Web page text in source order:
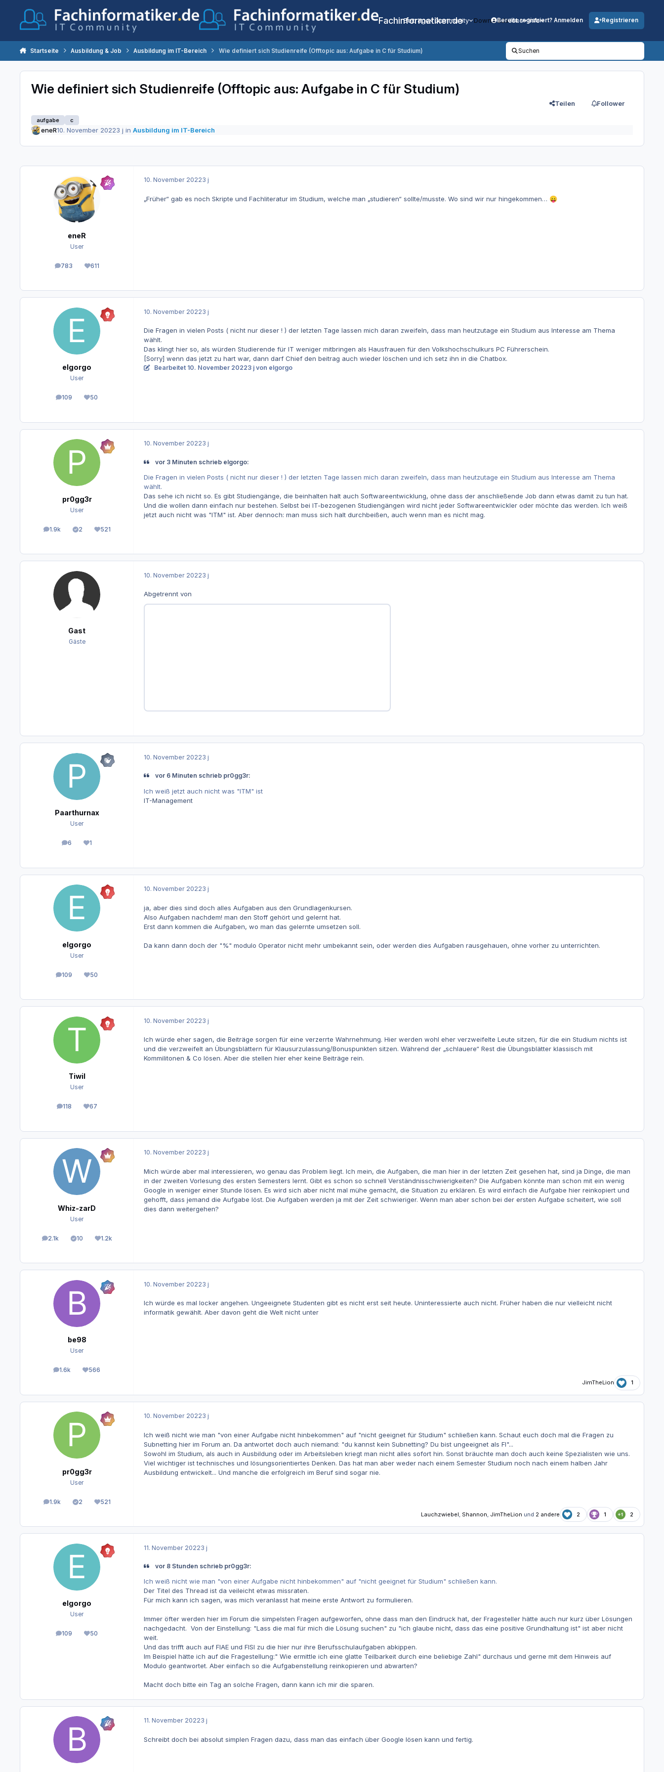
Fachinformatiker.de
Beiträge Community DownloadsJobs Info
Bereits registriert? Anmelden Registrieren
Startseite Ausbildung & Job Ausbildung im IT-Bereich Wie definiert sich Studienreife (Offtopic aus: Aufgabe in C für Studium) Suchen
Wie definiert sich Studienreife (Offtopic aus: Aufgabe in C für Studium)
aufgabe c
Teilen Follower
eneR10. November 20223 j in Ausbildung im IT-Bereich
eneR
User
783
Beiträge 611
Reputation
10. November 20223 j
„Früher“ gab es noch Skripte und Fachliteratur im Studium, welche man „studieren“ sollte/musste. Wo sind wir nur hingekommen… 😛
elgorgo
User
109
Beiträge 50
Reputation
10. November 20223 j
Die Fragen in vielen Posts ( nicht nur dieser ! ) der letzten Tage lassen mich daran zweifeln, dass man heutzutage ein Studium aus Interesse am Thema
wählt.
Das klingt hier so, als würden Studierende für IT weniger mitbringen als Hausfrauen für den Volkshochschulkurs PC Führerschein.
[Sorry] wenn das jetzt zu hart war, dann darf Chief den beitrag auch wieder löschen und ich setz ihn in die Chatbox.
Bearbeitet 10. November 20223 jvon elgorgo
pr0gg3r
User
1.9k
Beiträge 2
Lösungen521
Reputation
10. November 20223 j
vor 3 Minuten schrieb elgorgo:
Die Fragen in vielen Posts ( nicht nur dieser ! ) der letzten Tage lassen mich daran zweifeln, dass man heutzutage ein Studium aus Interesse am Thema
wählt.
Das sehe ich nicht so. Es gibt Studiengänge, die beinhalten halt auch Softwareentwicklung, ohne dass der anschließende Job dann etwas damit zu tun hat.
Und die wollen dann einfach nur bestehen. Selbst bei IT-bezogenen Studiengängen wird nicht jeder Softwareentwickler oder möchte das werden. Ich weiß
jetzt auch nicht was "ITM" ist. Aber dennoch: man muss sich halt durchbeißen, auch wenn man es nicht mag.
Gast
Gäste
10. November 20223 j
Abgetrennt von
Paarthurnax
User
6
Beiträge1
Reputation
10. November 20223 j
vor 6 Minuten schrieb pr0gg3r:
Ich weiß jetzt auch nicht was "ITM" ist
IT-Management
elgorgo
User
109
Beiträge 50
Reputation
10. November 20223 j
ja, aber dies sind doch alles Aufgaben aus den Grundlagenkursen.
Also Aufgaben nachdem! man den Stoff gehört und gelernt hat.
Erst dann kommen die Aufgaben, wo man das gelernte umsetzen soll.
Da kann dann doch der "%" modulo Operator nicht mehr umbekannt sein, oder werden dies Aufgaben rausgehauen, ohne vorher zu unterrichten.
Tiwil
User
118
Beiträge67
Reputation
10. November 20223 j
Ich würde eher sagen, die Beiträge sorgen für eine verzerrte Wahrnehmung. Hier werden wohl eher verzweifelte Leute sitzen, für die ein Studium nichts ist
und die verzweifelt an Übungsblättern für Klausurzulassung/Bonuspunkten sitzen. Während der „schlauere“ Rest die Übungsblätter klassisch mit
Kommilitonen & Co lösen. Aber die stellen hier eher keine Beiträge rein.
Whiz-zarD
User
2.1k
Beiträge 10
Lösungen1.2k
Reputation
10. November 20223 j
Mich würde aber mal interessieren, wo genau das Problem liegt. Ich mein, die Aufgaben, die man hier in der letzten Zeit gesehen hat, sind ja Dinge, die man
in der zweiten Vorlesung des ersten Semesters lernt. Gibt es schon so schnell Verständnisschwierigkeiten? Die Aufgaben könnte man schon mit ein wenig
Google in weniger einer Stunde lösen. Es wird sich aber nicht mal mühe gemacht, die Situation zu erklären. Es wird einfach die Aufgabe hier reinkopiert und
gehofft, dass jemand die Aufgabe löst. Die Aufgaben werden ja mit der Zeit schwieriger. Wenn man aber schon bei der ersten Aufgabe scheitert, wie soll
dies dann weitergehen?
be98
User
1.6k
Beiträge 566
Reputation
10. November 20223 j
Ich würde es mal locker angehen. Ungeeignete Studenten gibt es nicht erst seit heute. Uninteressierte auch nicht. Früher haben die nur vielleicht nicht
informatik gewählt. Aber davon geht die Welt nicht unter
JimTheLion 1
pr0gg3r
User
1.9k
Beiträge 2
Lösungen521
Reputation
10. November 20223 j
Ich weiß nicht wie man "von einer Aufgabe nicht hinbekommen" auf "nicht geeignet für Studium" schließen kann. Schaut euch doch mal die Fragen zu
Subnetting hier im Forum an. Da antwortet doch auch niemand: "du kannst kein Subnetting? Du bist ungeeignet als FI"...
Sowohl im Studium, als auch in Ausbildung oder im Arbeitsleben kriegt man nicht alles sofort hin. Sonst bräuchte man doch auch keine Spezialisten wie uns.
Viel wichtiger ist technisches und lösungsorientiertes Denken. Das hat man aber weder nach einem Semester Studium noch nach einem halben Jahr
Ausbildung entwickelt... Und manche die erfolgreich im Beruf sind sogar nie.
Lauchzwiebel Shannon JimTheLion und 2 andere 2 1 2
elgorgo
User
109
Beiträge 50
Reputation
11. November 20223 j
vor 8 Stunden schrieb pr0gg3r:
Ich weiß nicht wie man "von einer Aufgabe nicht hinbekommen" auf "nicht geeignet für Studium" schließen kann.
Der Titel des Thread ist da veileicht etwas missraten.
Für mich kann ich sagen, was mich veranlasst hat meine erste Antwort zu formulieren.
Immer öfter werden hier im Forum die simpelsten Fragen aufgeworfen, ohne dass man den Eindruck hat, der Fragesteller hätte auch nur kurz über Lösungen
nachgedacht. Von der Einstellung: "Lass die mal für mich die Lösung suchen" zu "ich glaube nicht, dass das eine positive Grundhaltung ist" ist aber nicht
weit.
Und das trifft auch auf FIAE und FISI zu die hier nur ihre Berufsschulaufgaben abkippen.
Im Beispiel hätte ich auf die Fragestellung:" Wie ermittle ich eine glatte Teilbarkeit durch eine beliebige Zahl" durchaus und gerne mit dem Hinweis auf
Modulo geantwortet. Aber einfach so die Aufgabenstellung reinkopieren und abwarten?
Macht doch bitte ein Tag an solche Fragen, dann kann ich mir die sparen.
11. November 20223 j
Schreibt doch bei absolut simplen Fragen dazu, dass man das einfach über Google lösen kann und fertig.